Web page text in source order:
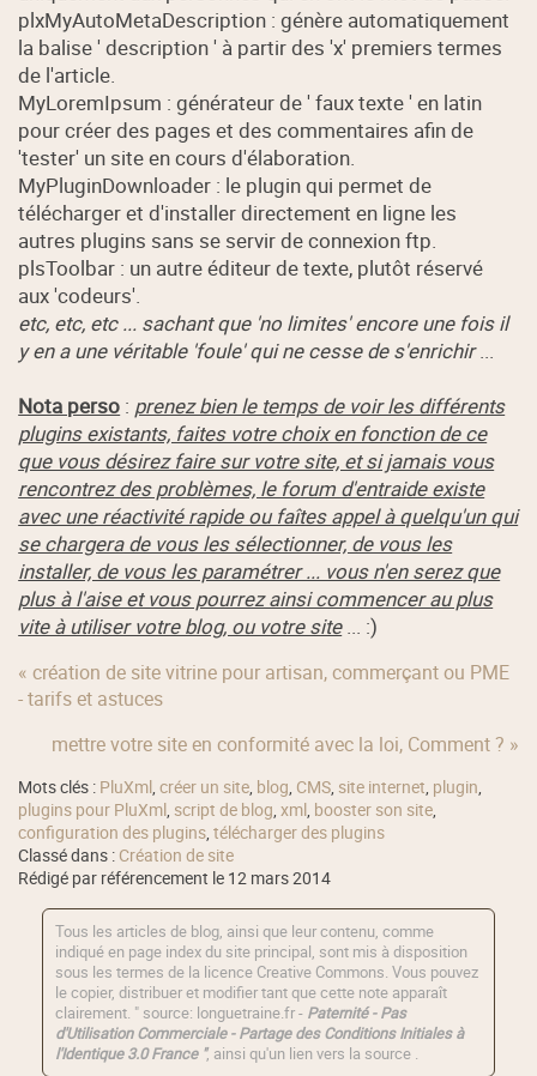
plxMyAutoMetaDescription : génère automatiquement
la balise ' description ' à partir des 'x' premiers termes
de l'article.
MyLoremIpsum : générateur de ' faux texte ' en latin
pour créer des pages et des commentaires afin de
'tester' un site en cours d'élaboration.
MyPluginDownloader : le plugin qui permet de
télécharger et d'installer directement en ligne les
autres plugins sans se servir de connexion ftp.
plsToolbar : un autre éditeur de texte, plutôt réservé
aux 'codeurs'.
etc, etc, etc ... sachant que 'no limites' encore une fois il
y en a une véritable 'foule' qui ne cesse de s'enrichir...
Nota perso : prenez bien le temps de voir les différents
plugins existants, faites votre choix en fonction de ce
que vous désirez faire sur votre site, et si jamais vous
rencontrez des problèmes, le forum d'entraide existe
avec une réactivité rapide ou faîtes appel à quelqu'un qui
se chargera de vous les sélectionner, de vous les
installer, de vous les paramétrer ... vous n'en serez que
plus à l'aise et vous pourrez ainsi commencer au plus
vite à utiliser votre blog, ou votre site... :)
« création de site vitrine pour artisan, commerçant ou PME
- tarifs et astuces
mettre votre site en conformité avec la loi, Comment ? »
Mots clés : PluXml,créer un site, blog, CMS, site internet, plugin,
plugins pour PluXml, script de blog,xml, booster son site,
configuration des plugins,télécharger des plugins
Classé dans : Création de site
Rédigé par référencement le 12 mars 2014
Tous les articles de blog, ainsi que leur contenu, comme
indiqué en page index du site principal, sont mis à disposition
sous les termes de la licence Creative Commons. Vous pouvez
le copier, distribuer et modifier tant que cette note apparaît
clairement. " source: longuetraine.fr - Paternité - Pas
d'Utilisation Commerciale - Partage des Conditions Initiales à
l'Identique 3.0 France ", ainsi qu'un lien vers la source .